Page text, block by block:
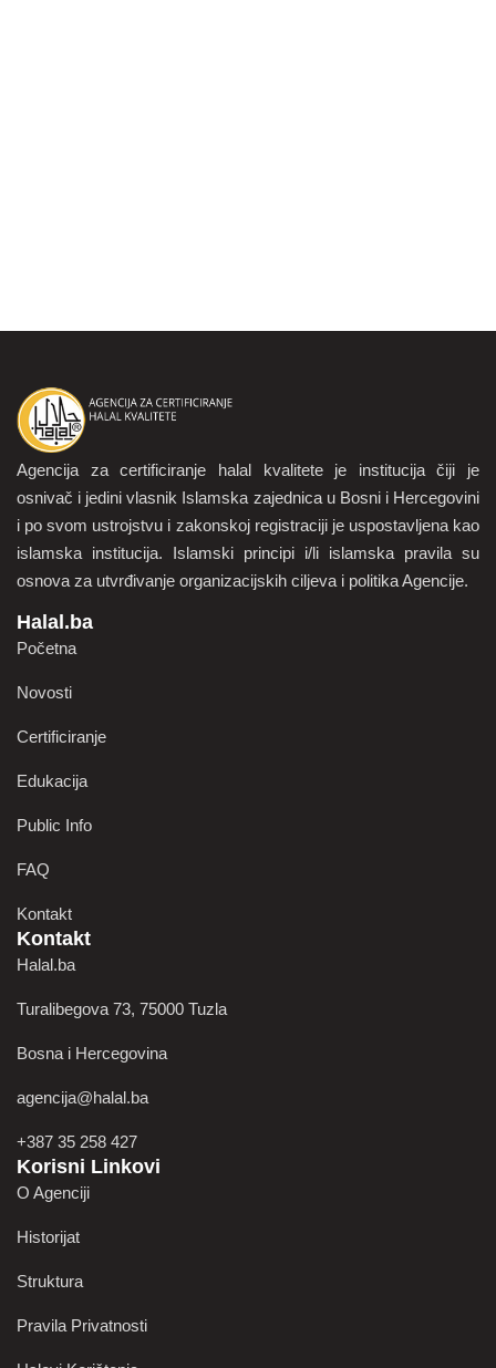
Agencija za certificiranje halal kvalitete je institucija čiji je
osnivač i jedini vlasnik Islamska zajednica u Bosni i Hercegovini
i po svom ustrojstvu i zakonskoj registraciji je uspostavljena kao
islamska institucija. Islamski principi i/li islamska pravila su
osnova za utvrđivanje organizacijskih ciljeva i politika Agencije.
Halal.ba
Početna
Novosti
Certificiranje
Edukacija
Public Info
FAQ
Kontakt
Kontakt
Halal.ba
Turalibegova 73, 75000 Tuzla
Bosna i Hercegovina
agencija@halal.ba
+387 35 258 427
Korisni Linkovi
O Agenciji
Historijat
Struktura
Pravila Privatnosti